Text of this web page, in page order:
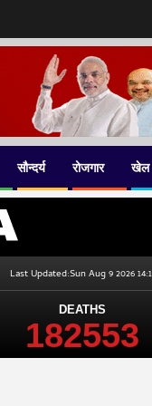
सौन्दर्य रोजगार खेल